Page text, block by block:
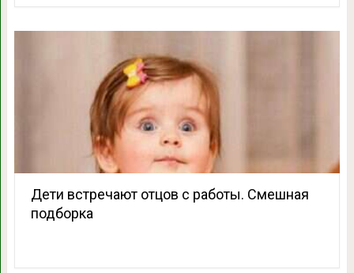
Дети встречают отцов с работы. Смешная
подборка